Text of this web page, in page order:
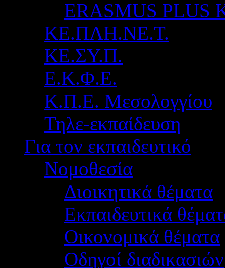
ERASMUS
ΚΕ.ΠΛΗ.ΝΕ.Τ.
ΚΕ.ΣΥ.Π.
Ε.Κ.Φ.Ε.
Κ.Π.Ε. Μεσολογγίου
Τηλε-εκπαίδευση
Για τον εκπαιδευτικό
Νομοθεσία
Διοικητικά θέματα
Εκπαιδευτικά
Οικονομικά θέματα
Οδηγοί διαδικασιών